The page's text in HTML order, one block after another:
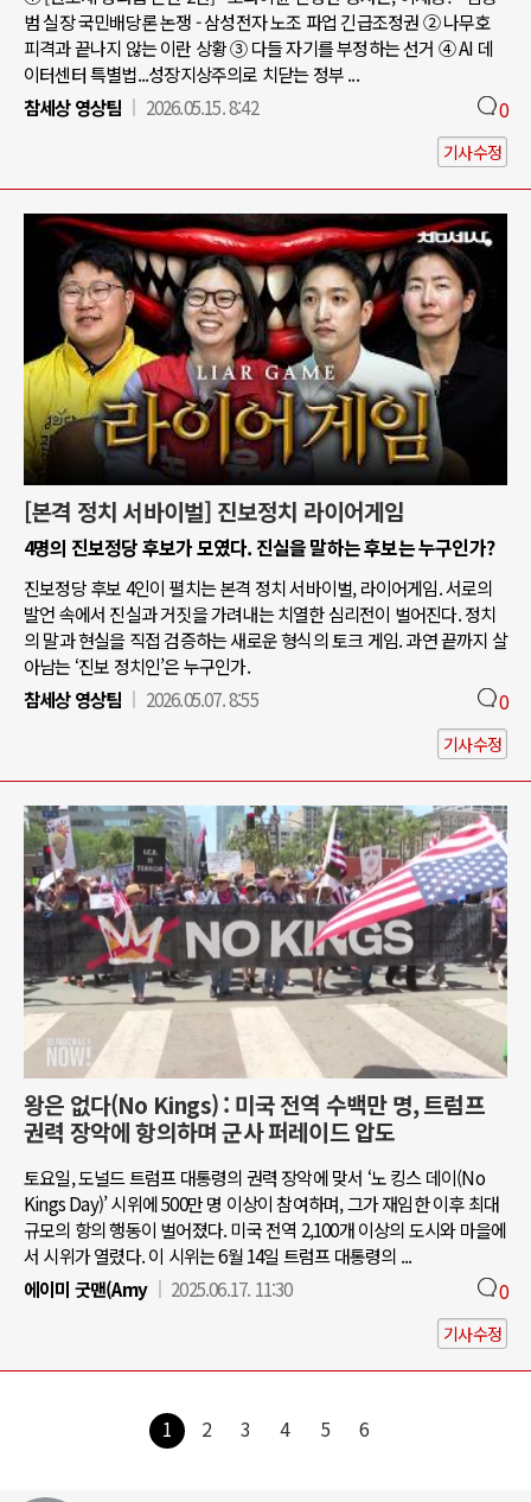
범 실장 국민배당론 논쟁 - 삼성전자 노조 파업 긴급조정권 ② 나무호
피격과 끝나지 않는 이란 상황 ③ 다들 자기를 부정하는 선거 ④ AI 데
이터센터 특별법...성장지상주의로 치닫는 정부 ...
참세상 영상팀
2026.05.15. 8:42 0
기사수정
[본격 정치 서바이벌] 진보정치 라이어게임
4명의 진보정당 후보가 모였다. 진실을 말하는 후보는 누구인가?
진보정당 후보 4인이 펼치는 본격 정치 서바이벌, 라이어게임. 서로의
발언 속에서 진실과 거짓을 가려내는 치열한 심리전이 벌어진다. 정치
의 말과 현실을 직접 검증하는 새로운 형식의 토크 게임. 과연 끝까지 살
아남는 ‘진보 정치인’은 누구인가.
참세상 영상팀
2026.05.07. 8:55 0
기사수정
왕은 없다(No Kings) : 미국 전역 수백만 명, 트럼프
권력 장악에 항의하며 군사 퍼레이드 압도
토요일, 도널드 트럼프 대통령의 권력 장악에 맞서 ‘노 킹스 데이(No
Kings Day)’ 시위에 500만 명 이상이 참여하며, 그가 재임한 이후 최대
규모의 항의 행동이 벌어졌다. 미국 전역 2,100개 이상의 도시와 마을에
서 시위가 열렸다. 이 시위는 6월 14일 트럼프 대통령의 ...
에이미 굿맨(Amy
2025.06.17. 11:30 0
기사수정
1 2 3 4 5 6